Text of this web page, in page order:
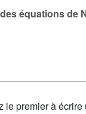
équations de
premier à écrire